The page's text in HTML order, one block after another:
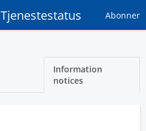
Tjenestestatus Abonner
Information
notices